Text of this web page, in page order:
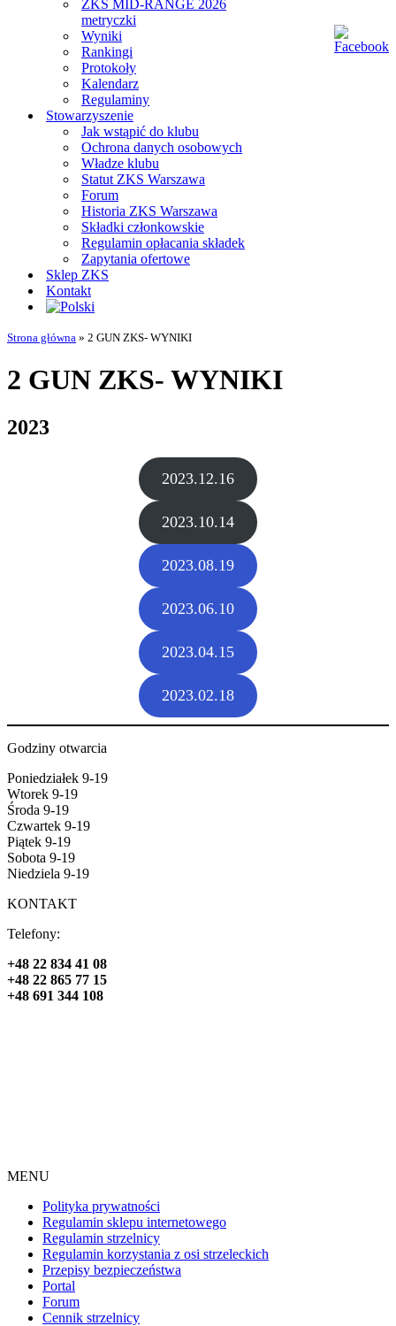
ZKS MID-RANGE 2026
metryczki
Wyniki
Rankingi
Protokoły
Kalendarz
Regulaminy
Stowarzyszenie
Jak wstąpić do klubu
Ochrona danych osobowych
Władze klubu
Statut ZKS Warszawa
Forum
Historia ZKS Warszawa
Składki członkowskie
Regulamin opłacania składek
Zapytania ofertowe
Sklep ZKS
Kontakt
Strona główna » 2 GUN ZKS- WYNIKI
2 GUN ZKS- WYNIKI
2023
2023.12.16
2023.10.14
2023.08.19
2023.06.10
2023.04.15
2023.02.18
Godziny otwarcia
Poniedziałek 9-19
Wtorek 9-19
Środa 9-19
Czwartek 9-19
Piątek 9-19
Sobota 9-19
Niedziela 9-19
KONTAKT
Telefony:
+48 22 834 41 08
+48 22 865 77 15
+48 691 344 108
MENU
Polityka prywatności
Regulamin sklepu internetowego
Regulamin strzelnicy
Regulamin korzystania z osi strzeleckich
Przepisy bezpieczeństwa
Portal
Forum
Cennik strzelnicy